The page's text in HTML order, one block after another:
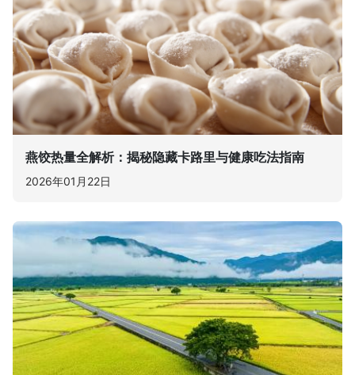
燕饺热量全解析：揭秘隐藏卡路里与健康吃法指南
2026年01月22日